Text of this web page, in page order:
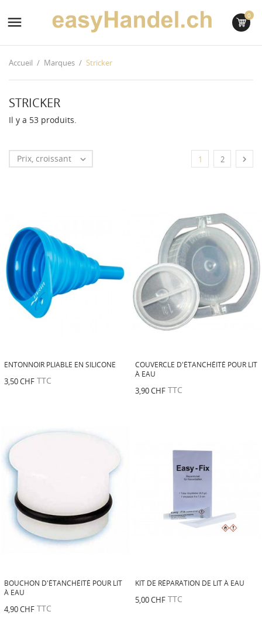
 0
Accueil Marques Stricker
STRICKER
Il y a 53 produits.
Prix, croissant  1 2 
ENTONNOIR PLIABLE EN SILICONE
3,50 CHF TTC
COUVERCLE D'ÉTANCHÉITÉ POUR LIT
À EAU
3,90 CHF TTC
BOUCHON D'ÉTANCHÉITÉ POUR LIT
À EAU
4,90 CHF TTC
KIT DE RÉPARATION DE LIT À EAU
5,00 CHF TTC